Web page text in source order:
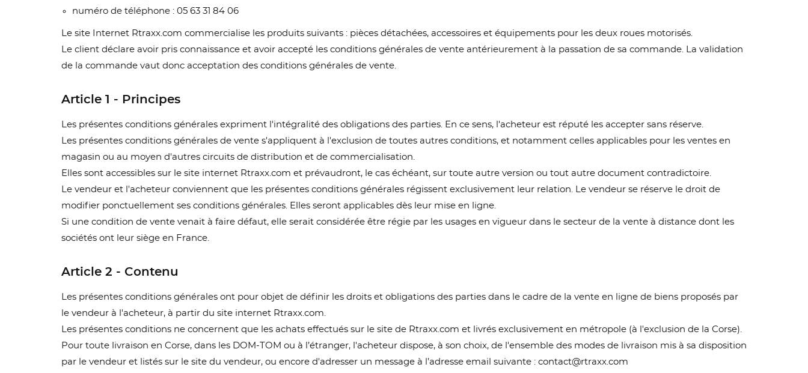
numéro de téléphone : 05 63 31 84 06
Le site Internet Rtraxx.com commercialise les produits suivants : pièces détachées, accessoires et équipements pour les deux roues motorisés.
Le client déclare avoir pris connaissance et avoir accepté les conditions générales de vente antérieurement à la passation de sa commande. La validation
de la commande vaut donc acceptation des conditions générales de vente.
Article 1 - Principes
Les présentes conditions générales expriment l'intégralité des obligations des parties. En ce sens, l'acheteur est réputé les accepter sans réserve.
Les présentes conditions générales de vente s'appliquent à l'exclusion de toutes autres conditions, et notamment celles applicables pour les ventes en
magasin ou au moyen d'autres circuits de distribution et de commercialisation.
Elles sont accessibles sur le site internet Rtraxx.com et prévaudront, le cas échéant, sur toute autre version ou tout autre document contradictoire.
Le vendeur et l'acheteur conviennent que les présentes conditions générales régissent exclusivement leur relation. Le vendeur se réserve le droit de
modifier ponctuellement ses conditions générales. Elles seront applicables dès leur mise en ligne.
Si une condition de vente venait à faire défaut, elle serait considérée être régie par les usages en vigueur dans le secteur de la vente à distance dont les
sociétés ont leur siège en France.
Article 2 - Contenu
Les présentes conditions générales ont pour objet de définir les droits et obligations des parties dans le cadre de la vente en ligne de biens proposés par
le vendeur à l'acheteur, à partir du site internet Rtraxx.com.
Les présentes conditions ne concernent que les achats effectués sur le site de Rtraxx.com et livrés exclusivement en métropole (à l'exclusion de la Corse).
Pour toute livraison en Corse, dans les DOM-TOM ou à l’étranger, l'acheteur dispose, à son choix, de l'ensemble des modes de livraison mis à sa disposition
par le vendeur et listés sur le site du vendeur, ou encore d'adresser un message à l’adresse email suivante : contact@rtraxx.com